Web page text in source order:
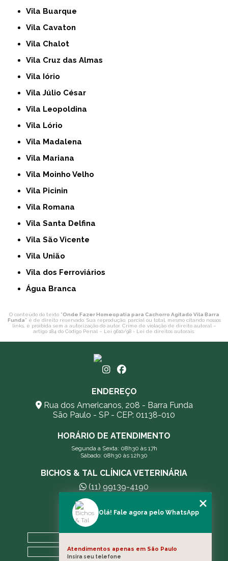
Vila Buarque
Vila Cavaton
Vila Chalot
Vila Cruz das Almas
Vila Iório
Vila Júlio César
Vila Leopoldina
Vila Lório
Vila Madalena
Vila Mariana
Vila Moinho Velho
Vila Picinin
Vila Romana
Vila Santa Delfina
Vila São Vicente
Vila União
Vila dos Ferroviários
Água Branca
O conteúdo do texto "Onde Fazer Homeopatia para Cachorro Agitado Vila Barra
Funda" é de direito reservado. Sua reprodução, parcial ou total, mesmo citando nossos
links, é proibida sem a autorização do autor. Crime de violação de direito autoral –
artigo 184 do Código Penal – Lei 9610/98 - Lei de direitos autorais
ENDEREÇO
Rua dos Americanos, 208 - Barra Funda
São Paulo - SP - CEP: 01138-010
HORÁRIO DE ATENDIMENTO
Segunda a Sexta: 08h30 às 17h
Sábado: 08h30 às 12h30
BICHOS & TAL CLÍNICA VETERINÁRIA
(11) 99139-4190
andreleecitti5@gmail.com
A CLÍNICA
Olá! Fale agora pelo WhatsApp
Atendimentos apenas em São Paulo
Insira seu telefone